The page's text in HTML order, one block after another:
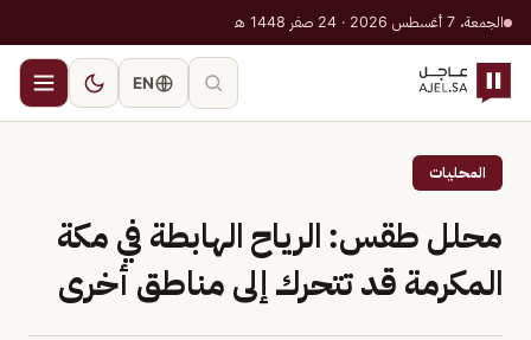
الجمعة، 7 أغسطس 2026 · 24 صفر 1448 هـ
EN
المحليات
محلل طقس: الرياح الهابطة في مكة
المكرمة قد تتحرك إلى مناطق أخرى